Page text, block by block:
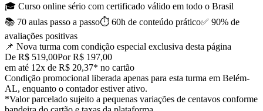
🎓 Curso online sério com certificado válido em todo o Brasil
📚 70 aulas passo a passo⏱️ 60h de conteúdo prático✅ 90% de
avaliações positivas
📌 Nova turma com condição especial exclusiva desta página
De R$ 519,00Por R$ 197,00
em até 12x de R$ 20,37* no cartão
Condição promocional liberada apenas para esta turma em Belém-
AL, enquanto o contador estiver ativo.
*Valor parcelado sujeito a pequenas variações de centavos conforme